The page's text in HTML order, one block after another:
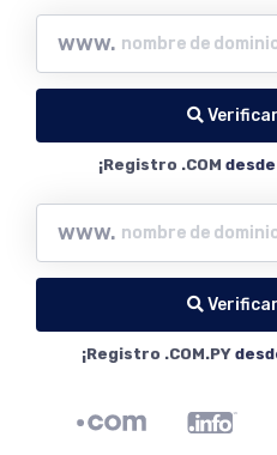
www.
¡Registro .COM
www.
¡Registro .COM.PY